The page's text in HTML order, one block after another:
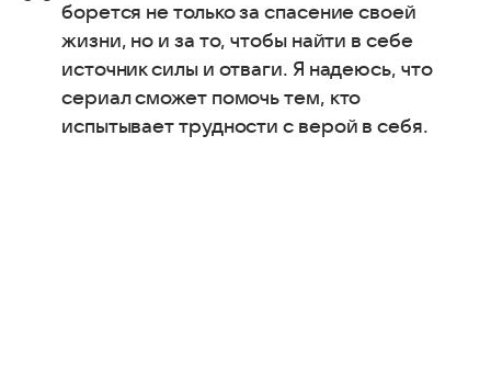
борется не только за спасение своей
жизни, но и за то, чтобы найти в себе
источник силы и отваги. Я надеюсь, что
сериал сможет помочь тем, кто
испытывает трудности с верой в себя.